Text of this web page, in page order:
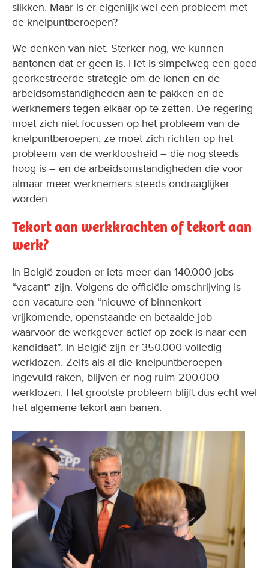
slikken. Maar is er eigenlijk wel een probleem met
de knelpuntberoepen?
We denken van niet. Sterker nog, we kunnen
aantonen dat er geen is. Het is simpelweg een goed
georkestreerde strategie om de lonen en de
arbeidsomstandigheden aan te pakken en de
werknemers tegen elkaar op te zetten. De regering
moet zich niet focussen op het probleem van de
knelpuntberoepen, ze moet zich richten op het
probleem van de werkloosheid – die nog steeds
hoog is – en de arbeidsomstandigheden die voor
almaar meer werknemers steeds ondraaglijker
worden.
Tekort aan werkkrachten of tekort aan
werk?
In België zouden er iets meer dan 140.000 jobs
“vacant” zijn. Volgens de officiële omschrijving is
een vacature een “nieuwe of binnenkort
vrijkomende, openstaande en betaalde job
waarvoor de werkgever actief op zoek is naar een
kandidaat”. In België zijn er 350.000 volledig
werklozen. Zelfs als al die knelpuntberoepen
ingevuld raken, blijven er nog ruim 200.000
werklozen. Het grootste probleem blijft dus echt wel
het algemene tekort aan banen.